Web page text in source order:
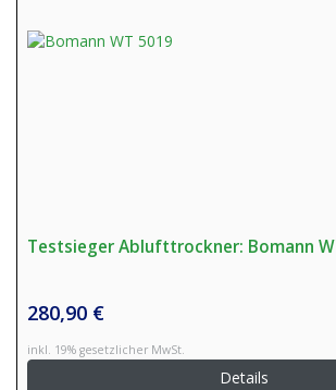
Testsieger Ablufttrockner: Bomann
280,90 €
inkl. 19% gesetzlicher MwSt.
Details